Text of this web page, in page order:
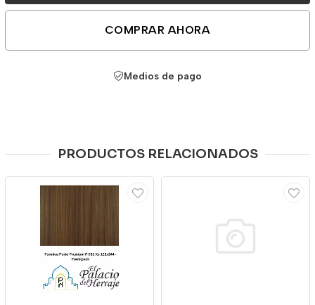
COMPRAR AHORA
Medios de pago
PRODUCTOS RELACIONADOS